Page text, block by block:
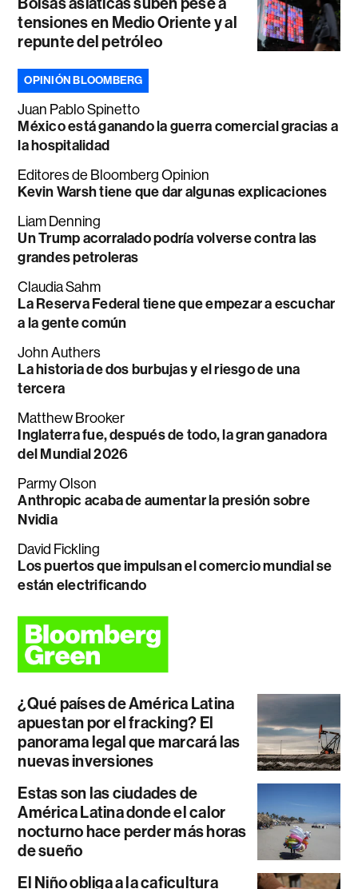
tensiones en Medio Oriente y al
repunte del petróleo
OPINIÓN BLOOMBERG
Juan Pablo Spinetto
México está ganando la guerra comercial gracias a
la hospitalidad
Editores de Bloomberg Opinion
Kevin Warsh tiene que dar algunas explicaciones
Liam Denning
Un Trump acorralado podría volverse contra las
grandes petroleras
Claudia Sahm
La Reserva Federal tiene que empezar a escuchar
a la gente común
John Authers
La historia de dos burbujas y el riesgo de una
tercera
Matthew Brooker
Inglaterra fue, después de todo, la gran ganadora
del Mundial 2026
Parmy Olson
Anthropic acaba de aumentar la presión sobre
Nvidia
David Fickling
Los puertos que impulsan el comercio mundial se
están electrificando
¿Qué países de América Latina
apuestan por el fracking? El
panorama legal que marcará las
nuevas inversiones
Estas son las ciudades de
América Latina donde el calor
nocturno hace perder más horas
de sueño
El Niño obliga a la caficultura